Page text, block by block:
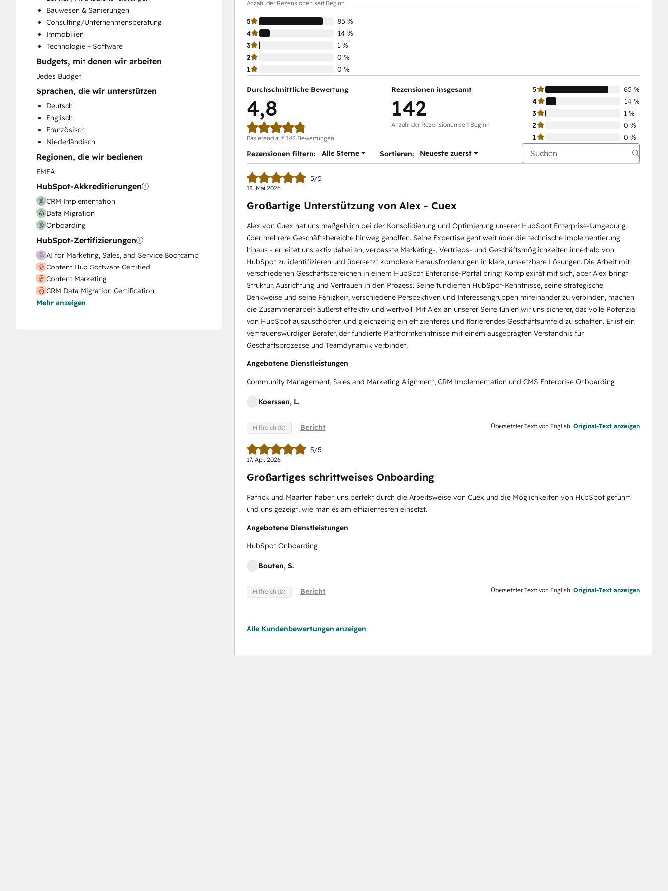
Customer Success Training
Customer Support Training
Customer Survey and Analysis
Email Marketing
Full Inbound Marketing Services
Help Desk Implementation
Paid Advertising
Programmable Automation
Sales and Marketing Alignment
Sales Coaching and Training
Sales Enablement
Website Design
Website Development
Bauwesen & Sanierungen
Consulting/Unternehmensberatung
Immobilien
Technologie – Software
Budgets, mit denen wir arbeiten
Jedes Budget
Sprachen, die wir unterstützen
Deutsch
Englisch
Französisch
Niederländisch
Regionen, die wir bedienen
EMEA
HubSpot-Akkreditierungen
CRM Implementation
Data Migration
Onboarding
HubSpot-Zertifizierungen
AI for Marketing, Sales, and Service Bootcamp
Content Hub Software Certified
Content Marketing
CRM Data Migration Certification
Data Integrations Certification
Mehr anzeigen
Anzahl der Rezensionen seit Beginn
5
85 %
4
14 %
3
1 %
2
0 %
1
0 %
Durchschnittliche Bewertung
4,8
Basierend auf 142 Bewertungen
Rezensionen insgesamt
142
Anzahl der Rezensionen seit Beginn
5
85 %
4
14 %
3
1 %
2
0 %
1
0 %
Rezensionen filtern:
Alle Sterne Sortieren: Neueste zuerst
5/5
18. Mai 2026
Großartige Unterstützung von Alex - Cuex
Alex von Cuex hat uns maßgeblich bei der Konsolidierung und Optimierung unserer HubSpot Enterprise-Umgebung
über mehrere Geschäftsbereiche hinweg geholfen. Seine Expertise geht weit über die technische Implementierung
hinaus - er leitet uns aktiv dabei an, verpasste Marketing-, Vertriebs- und Geschäftsmöglichkeiten innerhalb von
HubSpot zu identifizieren und übersetzt komplexe Herausforderungen in klare, umsetzbare Lösungen. Die Arbeit mit
verschiedenen Geschäftsbereichen in einem HubSpot Enterprise-Portal bringt Komplexität mit sich, aber Alex bringt
Struktur, Ausrichtung und Vertrauen in den Prozess. Seine fundierten HubSpot-Kenntnisse, seine strategische
Denkweise und seine Fähigkeit, verschiedene Perspektiven und Interessengruppen miteinander zu verbinden, machen
die Zusammenarbeit äußerst effektiv und wertvoll. Mit Alex an unserer Seite fühlen wir uns sicherer, das volle Potenzial
von HubSpot auszuschöpfen und gleichzeitig ein effizienteres und florierendes Geschäftsumfeld zu schaffen. Er ist ein
vertrauenswürdiger Berater, der fundierte Plattformkenntnisse mit einem ausgeprägten Verständnis für
Geschäftsprozesse und Teamdynamik verbindet.
Angebotene Dienstleistungen
Community Management, Sales and Marketing Alignment, CRM Implementation und CMS Enterprise Onboarding
Koerssen, L.
Hilfreich (0) Bericht Übersetzter Text: von English. Original-Text anzeigen
5/5
17. Apr. 2026
Großartiges schrittweises Onboarding
Patrick und Maarten haben uns perfekt durch die Arbeitsweise von Cuex und die Möglichkeiten von HubSpot geführt
und uns gezeigt, wie man es am effizientesten einsetzt.
Angebotene Dienstleistungen
HubSpot Onboarding
Bouten, S.
Hilfreich (0) Bericht Übersetzter Text: von English. Original-Text anzeigen
Alle Kundenbewertungen anzeigen